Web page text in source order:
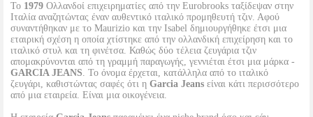
Το 1979 Ολλανδοί επιχειρηματίες από την Eurobrooks ταξίδεψαν στην
Ιταλία αναζητώντας έναν αυθεντικό ιταλικό προμηθευτή τζιν. Αφού
συναντήθηκαν με το Maurizio και την Isabel δημιουργήθηκε έτσι μια
εταιρική σχέση η οποία χτίστηκε από την ολλανδική επιχείρηση και το
ιταλικό στυλ και τη φινέτσα. Καθώς δύο τέλεια ζευγάρια τζιν
απομακρύνονται από τη γραμμή παραγωγής, γεννιέται έτσι μια μάρκα -
GARCIA JEANS. Το όνομα έρχεται, κατάλληλα από το ιταλικό
ζευγάρι, καθιστώντας σαφές ότι η Garcia Jeans είναι κάτι περισσότερο
από μια εταιρεία. Είναι μια οικογένεια.